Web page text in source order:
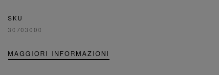
SKU
30703000
MAGGIORI INFORMAZIONI